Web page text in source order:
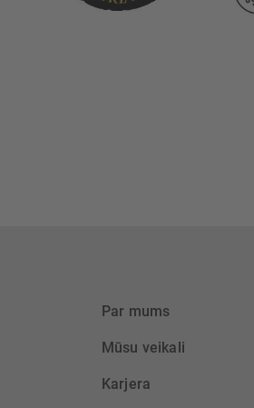
Par mums
Mūsu veikali
Karjera